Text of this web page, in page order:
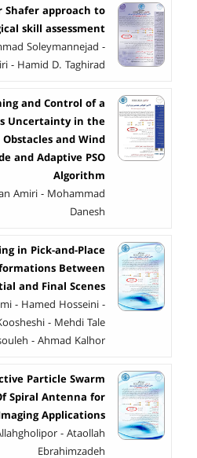
Shafer approach to
skill assessment
Soleymannejad -
- Hamid D. Taghirad
and Control of a
Uncertainty in the
and Wind
and Adaptive PSO
Algorithm
Amiri - Mohammad
Danesh
in Pick-and-Place
Between
and Final Scenes
- Hamed Hosseini -
- Mehdi Tale
- Ahmad Kalhor
Particle Swarm
Spiral Antenna for
Applications
- Ataollah
Ebrahimzadeh